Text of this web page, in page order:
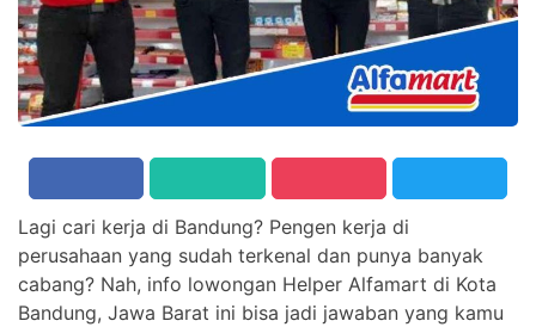
Lagi cari kerja di Bandung? Pengen kerja di
perusahaan yang sudah terkenal dan punya banyak
cabang? Nah, info lowongan Helper Alfamart di Kota
Bandung, Jawa Barat ini bisa jadi jawaban yang kamu